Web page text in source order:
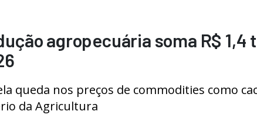
agropecuária soma R$ 1,4
queda nos preços de commodities como
da Agricultura